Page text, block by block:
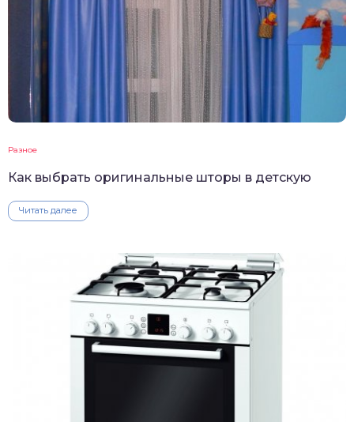
Разное
Как выбрать оригинальные шторы в детскую
Читать далее